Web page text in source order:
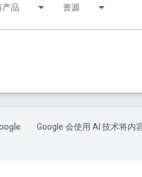
产品 资源
Google 会使用 AI 技术将内